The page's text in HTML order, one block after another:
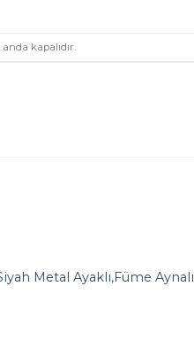
kapalıdır.
Metal Ayaklı,Füme Aynalı